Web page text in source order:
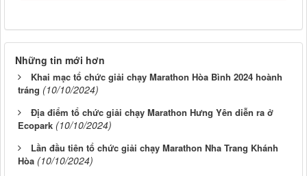
Những tin mới hơn
Khai mạc tổ chức giải chạy Marathon Hòa Bình 2024 hoành
tráng (10/10/2024)
Địa điểm tổ chức giải chạy Marathon Hưng Yên diễn ra ở
Ecopark (10/10/2024)
Lần đầu tiên tổ chức giải chạy Marathon Nha Trang Khánh
Hòa (10/10/2024)